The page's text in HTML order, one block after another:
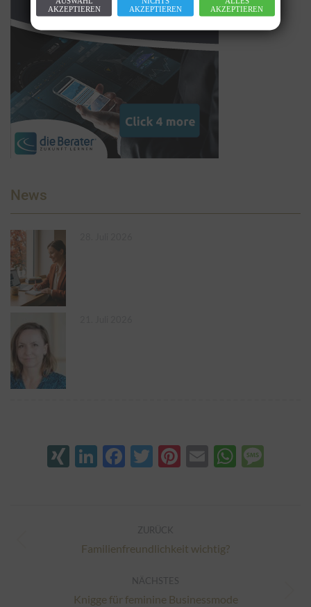
News
XINGLinkedIn
Facebook
Twitter
Pinterest
Email
ZURÜCK
Vorheriger
Familienfreundlichkeit wichtig?
NÄCHSTES
Nächster
Knigge für feminine Businessmode
AKZEPTIEREN
AKZEPTIEREN
AKZEPTIEREN